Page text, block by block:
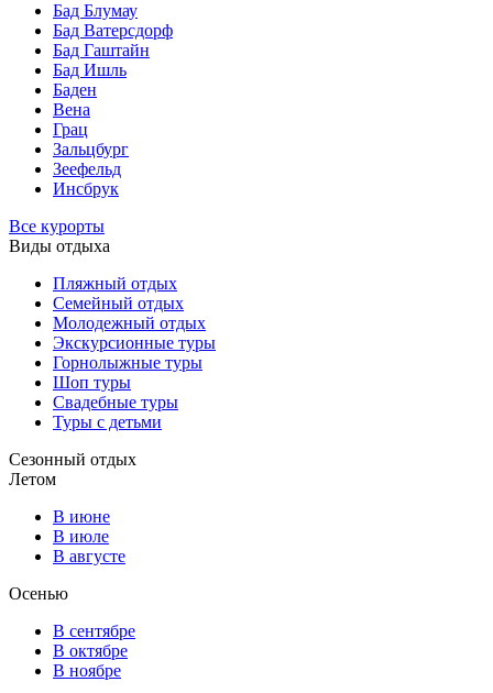
Бад Блумау
Бад Ватерсдорф
Бад Гаштайн
Бад Ишль
Баден
Вена
Грац
Зальцбург
Зеефельд
Инсбрук
Все курорты
Виды отдыха
Пляжный отдых
Семейный отдых
Молодежный отдых
Экскурсионные туры
Горнолыжные туры
Шоп туры
Свадебные туры
Туры с детьми
Сезонный отдых
Летом
В июне
В июле
В августе
Осенью
В сентябре
В октябре
В ноябре